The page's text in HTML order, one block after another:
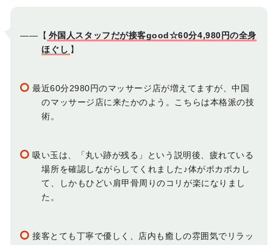
――【 外国人スタッフだが接客good☆60分4,980円の全身
ほぐし 】
最近60分2980円のマッサージ店が増えてますが、中国
のマッサージ店に来たかのよう。こちらは本格派の技
術。
吸い玉は、「丸い跡が残る」という説明後、疲れている
場所を確認しながらしてくれました♪体がポカポカし
て、しかもひどい肩甲骨周りのコリが楽になりまし
た。
接客とても丁寧で優しく、店内も癒しの雰囲気でリラッ